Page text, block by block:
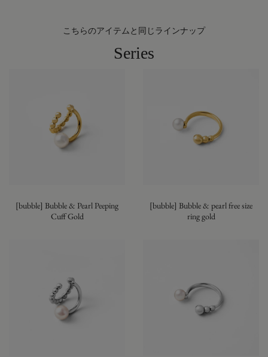
こちらのアイテムと同じラインナップ
Series
[bubble] Bubble & Pearl Peeping
Cuff Gold
[bubble] Bubble & pearl free size
ring gold